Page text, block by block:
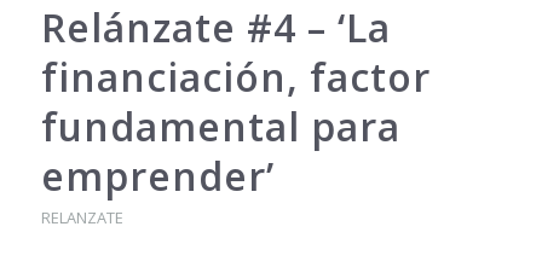
Relánzate #4 – ‘La
financiación, factor
fundamental para
emprender’
RELANZATE